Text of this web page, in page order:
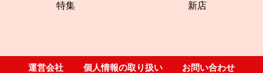
特集 新店
運営会社 個人情報の取り扱い お問い合わせ